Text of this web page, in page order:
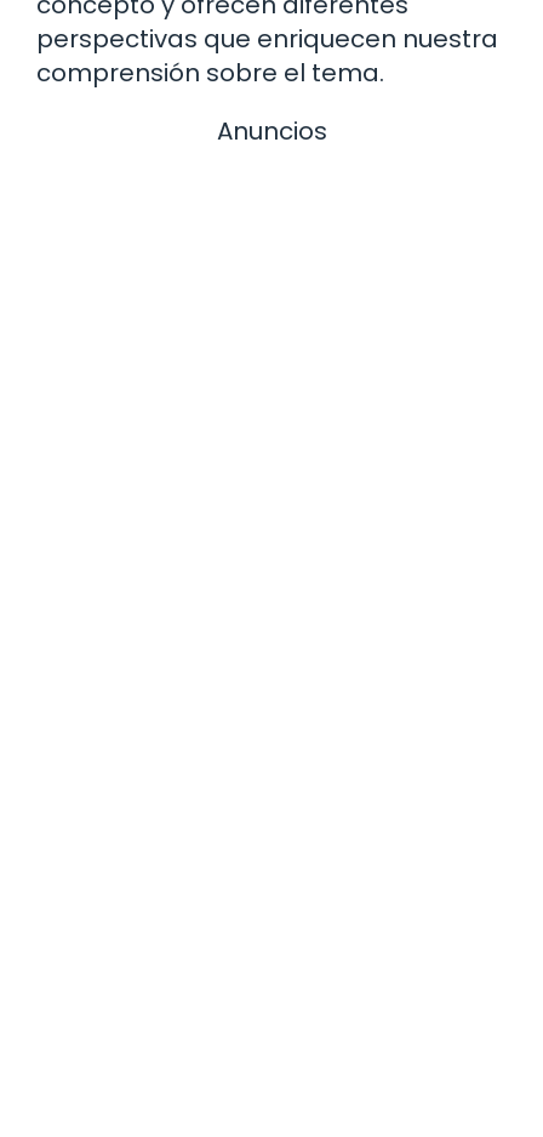
perspectivas que enriquecen nuestra
comprensión sobre el tema.
Anuncios